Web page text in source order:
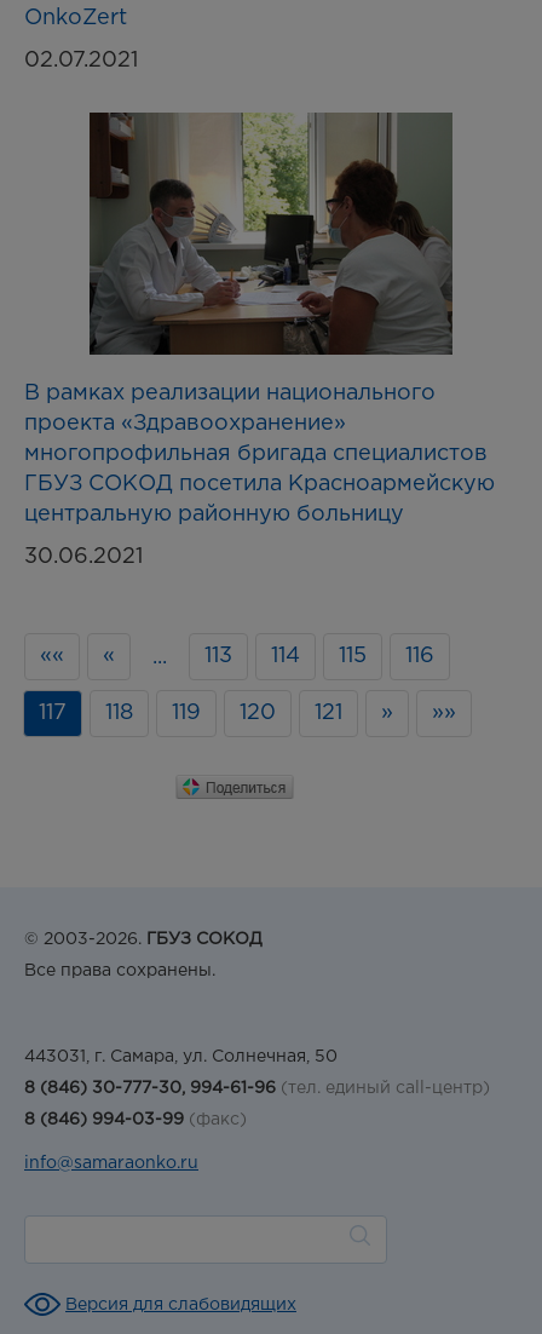
OnkoZert
02.07.2021
В рамках реализации национального
проекта «Здравоохранение»
многопрофильная бригада специалистов
ГБУЗ СОКОД посетила Красноармейскую
центральную районную больницу
30.06.2021
«« « ... 113 114 115 116
117 118 119 120 121 » »»
© 2003-2026. ГБУЗ СОКОД
Все права сохранены.
443031, г. Самара, ул. Солнечная, 50
8 (846) 30-777-30, 994-61-96 (тел. единый call-центр)
8 (846) 994-03-99 (факс)
info@samaraonko.ru
Версия для слабовидящих